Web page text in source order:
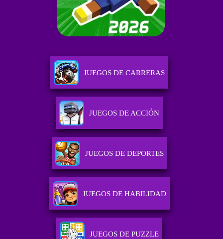
JUEGOS DE CARRERAS
JUEGOS DE ACCIÓN
JUEGOS DE DEPORTES
JUEGOS DE HABILIDAD
JUEGOS DE PUZZLE